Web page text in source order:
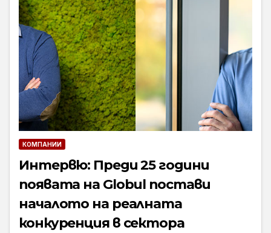
КОМПАНИИ
Интервю: Преди 25 години
появата на Globul постави
началото на реалната
конкуренция в сектора